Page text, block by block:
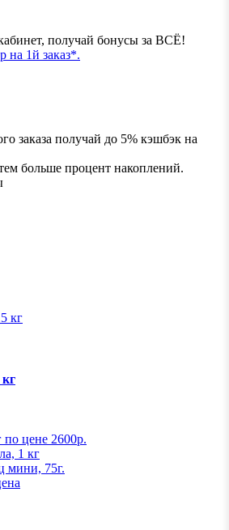
получай бонусы за ВСЁ!
на 1й заказ*.
заказа получай до 5% кэшбэк на
больше процент накоплений.
по цене 2600р.
1 кг
мини, 75г.